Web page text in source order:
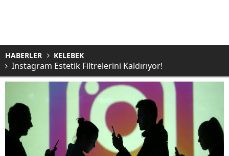
HABERLER KELEBEK
Instagram Estetik Filtrelerini Kaldırıyor!